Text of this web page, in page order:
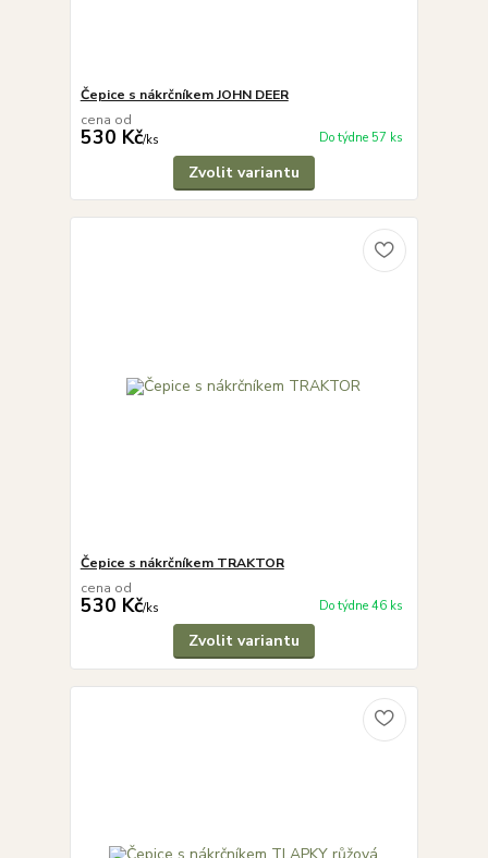
Čepice s nákrčníkem JOHN DEER
cena od
530 Kč/ks Do týdne 57 ks
Zvolit variantu
Čepice s nákrčníkem TRAKTOR
cena od
530 Kč/ks Do týdne 46 ks
Zvolit variantu